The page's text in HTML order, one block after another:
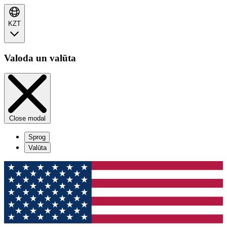
KZT
Valoda un valūta
Close modal
Sprog
Valūta